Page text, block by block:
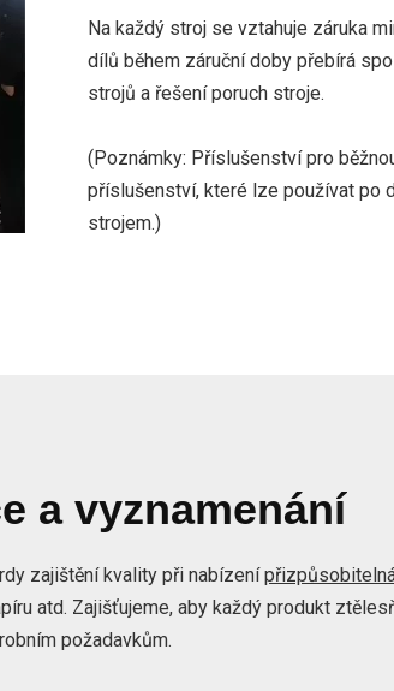
Na každý stroj se vztahuje záruka
dílů během záruční doby přebírá
strojů a řešení poruch stroje.
(Poznámky: Příslušenství pro
příslušenství, které lze používat po
strojem.)
a vyznamenání
zajištění kvality při nabízení
atd. Zajišťujeme, aby každý produkt
požadavkům.